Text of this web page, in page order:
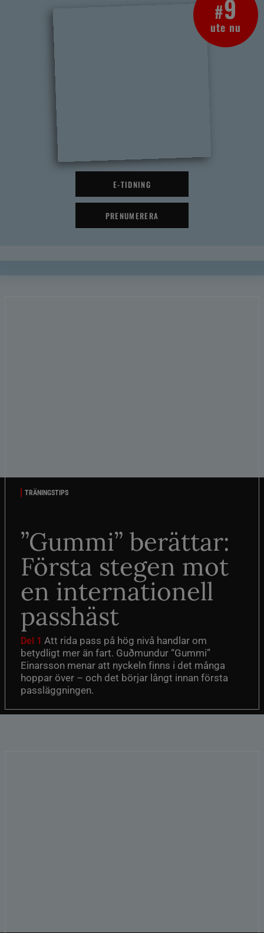
#9
ute nu
E-TIDNING
PRENUMERERA
TRÄNINGSTIPS
”Gummi” berättar:
Första stegen mot
en internationell
passhäst
Del 1 Att rida pass på hög nivå handlar om
betydligt mer än fart. Guðmundur “Gummi”
Einarsson menar att nyckeln finns i det många
hoppar över – och det börjar långt innan första
passläggningen.